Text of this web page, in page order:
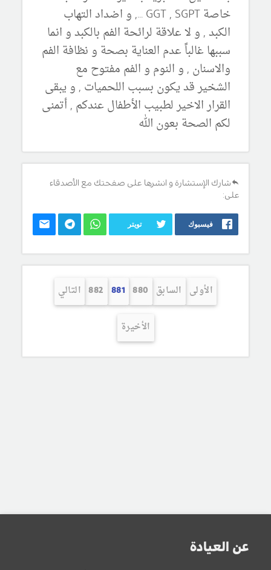
خاصة GGT , SGPT ..., و اضداد التهاب
الكبد , و لا علاقة لرائحة الفم بالكبد و انما
سببها غالباً عدم العناية بصحة و نظافة الفم
والاسنان , و النوم و الفم مفتوح مع
الشخير قد يكون بسبب اللحميات , و يبقى
القرار الاخير لطبيب الأطفال عندكم , أتمنى
لكم الصحة بعون الله
شارك الإستشارة و انشرها على صفحتك مع الأصدقاء
على:
فيسبوك تويتر
الأولى السابق 880
881
882 التالي
الأخيرة
عن العيادة